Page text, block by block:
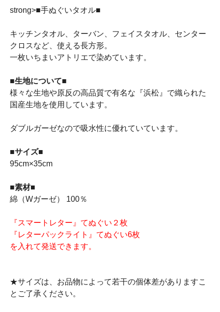
strong>■手ぬぐいタオル■
キッチンタオル、ターバン、フェイスタオル、センター
クロスなど、使える長方形。
一枚いちまいアトリエで染めています。
■生地について■
様々な生地や原反の高品質で有名な『浜松』で織られた
国産生地を使用しています。
ダブルガーゼなので吸水性に優れていています。
■サイズ■
95cm×35cm
■素材■
綿（Wガーゼ） 100％
『スマートレター』てぬぐい２枚
『レターパックライト』てぬぐい6枚
を入れて発送できます。
★サイズは、お品物によって若干の個体差がありますこ
とご了承ください。